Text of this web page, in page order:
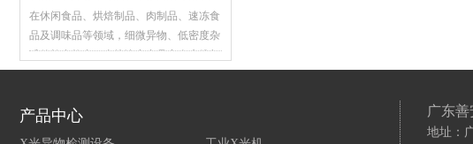
部，肉眼难以识别排查。一旦含异物产品
流向市场，极易引发消费者投诉索赔、产
品批量召回，企业还将面临市场监管部门
处罚、品牌形象受损等多重损失
用。传统人工肉眼检测、单一金属检测仪
存在明显短板，不仅检测效率低下、漏检
误检频发，还无法识别玻璃、砂石、硬质
X 射线成像与智能识别技术，融入产线实
现不间断全检，是食品企业落实安全生产
检测
在休闲食品、烘焙制品、肉制品、速冻食
品及调味品等领域，细微异物、低密度杂
质的检出能力，直接决定产品安全底线与
质，难以识别玻璃碎屑、塑料颗粒、发
产品中心 广东善
地址：